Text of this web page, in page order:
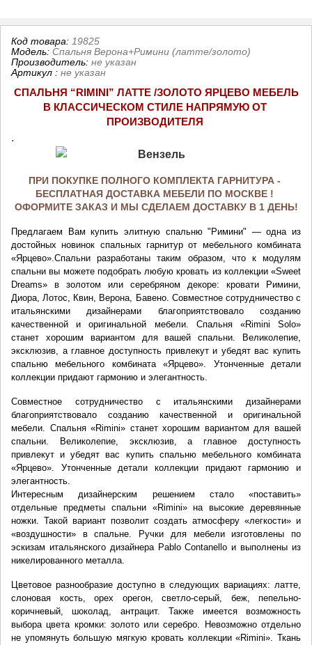
Код товара: 19825
Модель: Спальня Верона+Римини (латте/золото)
Производитель: не указан
Артикул : не указан
СПАЛЬНЯ “RIMINI” ЛАТТЕ /ЗОЛОТО ЯРЦЕВО МЕБЕЛЬ
В КЛАССИЧЕСКОМ СТИЛЕ НАПРЯМУЮ ОТ
ПРОИЗВОДИТЕЛЯ
.
ПРИ ПОКУПКЕ ПОЛНОГО КОМПЛЕКТА ГАРНИТУРА -
БЕСПЛАТНАЯ ДОСТАВКА МЕБЕЛИ ПО МОСКВЕ !
ОФОРМИТЕ ЗАКАЗ И МЫ СДЕЛАЕМ ДОСТАВКУ В 1 ДЕНЬ!
Предлагаем Вам купить элитную спальню "Римини" — одна из
достойных новинок спальных гарнитур от мебельного комбината
«Ярцево».Спальни разработаны таким образом, что к модулям
спальни вы можете подобрать любую кровать из коллекции «Sweet
Dreams» в золотом или серебряном декоре: кровати Римини,
Диора, Лотос, Квин, Верона, Бавено. Совместное сотрудничество с
итальянскими дизайнерами благоприятствовало созданию
качественной и оригинальной мебели. Спальня «Rimini Solo»
станет хорошим вариантом для вашей спальни. Великолепие,
эксклюзив, а главное доступность привлекут и убедят вас купить
спальню мебельного комбината «Ярцево». Утонченные детали
коллекции придают гармонию и элегантность.
Совместное сотрудничество с итальянскими дизайнерами
благоприятствовало созданию качественной и оригинальной
мебели. Спальня «Rimini» станет хорошим вариантом для вашей
спальни. Великолепие, эксклюзив, а главное доступность
привлекут и убедят вас купить спальню мебельного комбината
«Ярцево». Утонченные детали коллекции придают гармонию и
элегантность.
Интересным дизайнерским решением стало «поставить»
отдельные предметы спальни «Rimini» на высокие деревянные
ножки. Такой вариант позволит создать атмосферу «легкости» и
«воздушности» в спальне. Ручки для мебели изготовлены по
эскизам итальянского дизайнера Pablo Contanello и выполнены из
никелированного металла.
Цветовое разнообразие доступно в следующих вариациях: латте,
слоновая кость, орех орегон, светло-серый, беж, пепельно-
коричневый, шоколад, антрацит. Также имеется возможность
выбора цвета кромки: золото или серебро. Невозможно отдельно
не упомянуть большую мягкую кровать коллекции «Rimini». Ткань